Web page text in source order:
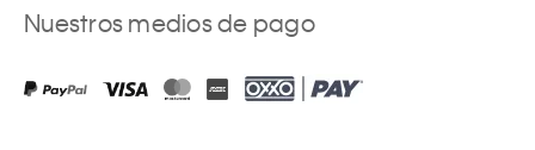
Nuestros medios de pago